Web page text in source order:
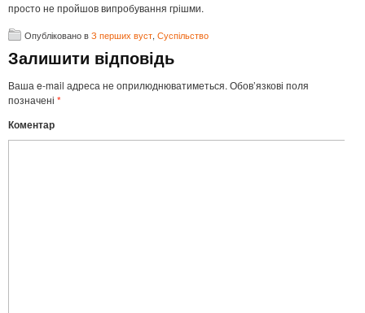
просто не пройшов випробування грішми.
Опубліковано вЗ перших вуст, Суспільство
Залишити відповідь
Ваша e-mail адреса не оприлюднюватиметься. Обов’язкові поля
позначені *
Коментар